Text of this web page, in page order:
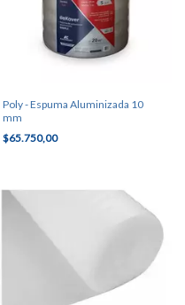
Poly - Espuma Aluminizada 10
mm
$65.750,00